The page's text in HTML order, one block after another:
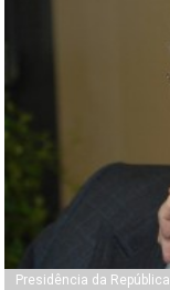
Presidência da República